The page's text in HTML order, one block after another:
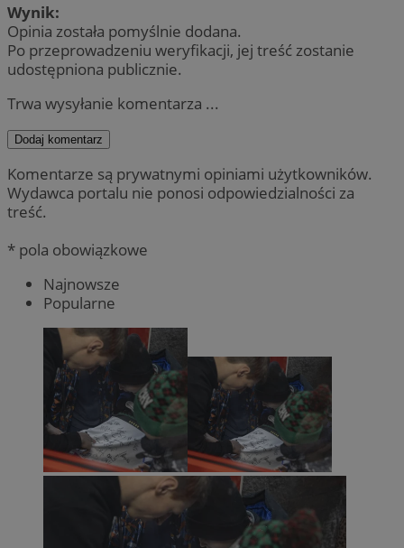
Wynik:
Opinia została pomyślnie dodana.
Po przeprowadzeniu weryfikacji, jej treść zostanie
udostępniona publicznie.
Trwa wysyłanie komentarza ...
Dodaj komentarz
Komentarze są prywatnymi opiniami użytkowników.
Wydawca portalu nie ponosi odpowiedzialności za
treść.
* pola obowiązkowe
Najnowsze
Popularne